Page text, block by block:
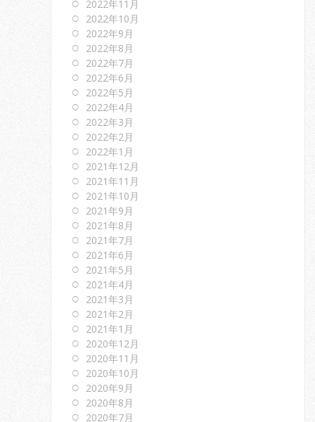
2022年11月
2022年10月
2022年9月
2022年8月
2022年7月
2022年6月
2022年5月
2022年4月
2022年3月
2022年2月
2022年1月
2021年12月
2021年11月
2021年10月
2021年9月
2021年8月
2021年7月
2021年6月
2021年5月
2021年4月
2021年3月
2021年2月
2021年1月
2020年12月
2020年11月
2020年10月
2020年9月
2020年8月
2020年7月